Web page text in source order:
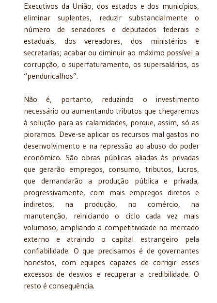
Executivos da União, dos estados e dos municípios,
eliminar suplentes, reduzir substancialmente o
número de senadores e deputados federais e
estaduais, dos vereadores, dos ministérios e
secretarias; acabar ou diminuir ao máximo possível a
corrupção, o superfaturamento, os supersalários, os
“penduricalhos”.
Não é, portanto, reduzindo o investimento
necessário ou aumentando tributos que chegaremos
à solução para as calamidades, porque, assim, só as
pioramos. Deve-se aplicar os recursos mal gastos no
desenvolvimento e na repressão ao abuso do poder
econômico. São obras públicas aliadas às privadas
que gerarão empregos, consumo, tributos, lucros,
que demandarão a produção pública e privada,
progressivamente, com mais empregos diretos e
indiretos, na produção, no comércio, na
manutenção, reiniciando o ciclo cada vez mais
volumoso, ampliando a competitividade no mercado
externo e atraindo o capital estrangeiro pela
confiabilidade. O que precisamos é de governantes
honestos, com equipes capazes de corrigir esses
excessos de desvios e recuperar a credibilidade. O
resto é consequência.